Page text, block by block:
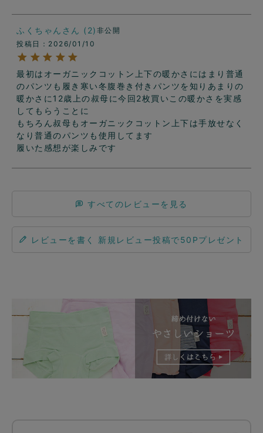
ふくちゃん 2 非公開
投稿日
2026/01/10
最初はオーガニックコットン上下の暖かさにはまり普通
のパンツも履き寒い冬腹巻き付きパンツを知りあまりの
暖かさに12歳上の叔母に今回2枚買いこの暖かさを実感
してもらうことに
もちろん叔母もオーガニックコットン上下は手放せなく
なり普通のパンツも使用してます
履いた感想が楽しみです
すべてのレビューを見る
レビューを書く